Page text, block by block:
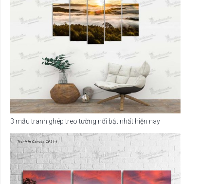
3 mẫu tranh ghép treo tường nổi bật nhất hiện nay